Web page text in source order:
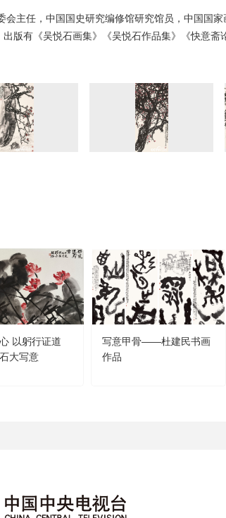
主任，中国国史研究编修馆研究馆员，中国国
版有《吴悦石画集》《吴悦石作品集》《快意斋
以躬行证道
大写意
写意甲骨——杜建民书画
作品